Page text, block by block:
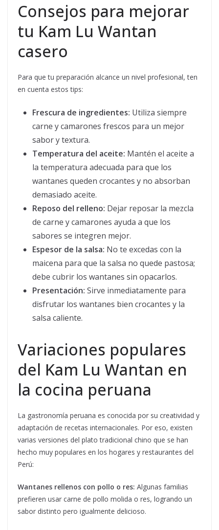
Consejos para mejorar
tu Kam Lu Wantan
casero
Para que tu preparación alcance un nivel profesional, ten
en cuenta estos tips:
Frescura de ingredientes: Utiliza siempre
carne y camarones frescos para un mejor
sabor y textura.
Temperatura del aceite: Mantén el aceite a
la temperatura adecuada para que los
wantanes queden crocantes y no absorban
demasiado aceite.
Reposo del relleno: Dejar reposar la mezcla
de carne y camarones ayuda a que los
sabores se integren mejor.
Espesor de la salsa: No te excedas con la
maicena para que la salsa no quede pastosa;
debe cubrir los wantanes sin opacarlos.
Presentación: Sirve inmediatamente para
disfrutar los wantanes bien crocantes y la
salsa caliente.
Variaciones populares
del Kam Lu Wantan en
la cocina peruana
La gastronomía peruana es conocida por su creatividad y
adaptación de recetas internacionales. Por eso, existen
varias versiones del plato tradicional chino que se han
hecho muy populares en los hogares y restaurantes del
Perú:
Wantanes rellenos con pollo o res: Algunas familias
prefieren usar carne de pollo molida o res, logrando un
sabor distinto pero igualmente delicioso.